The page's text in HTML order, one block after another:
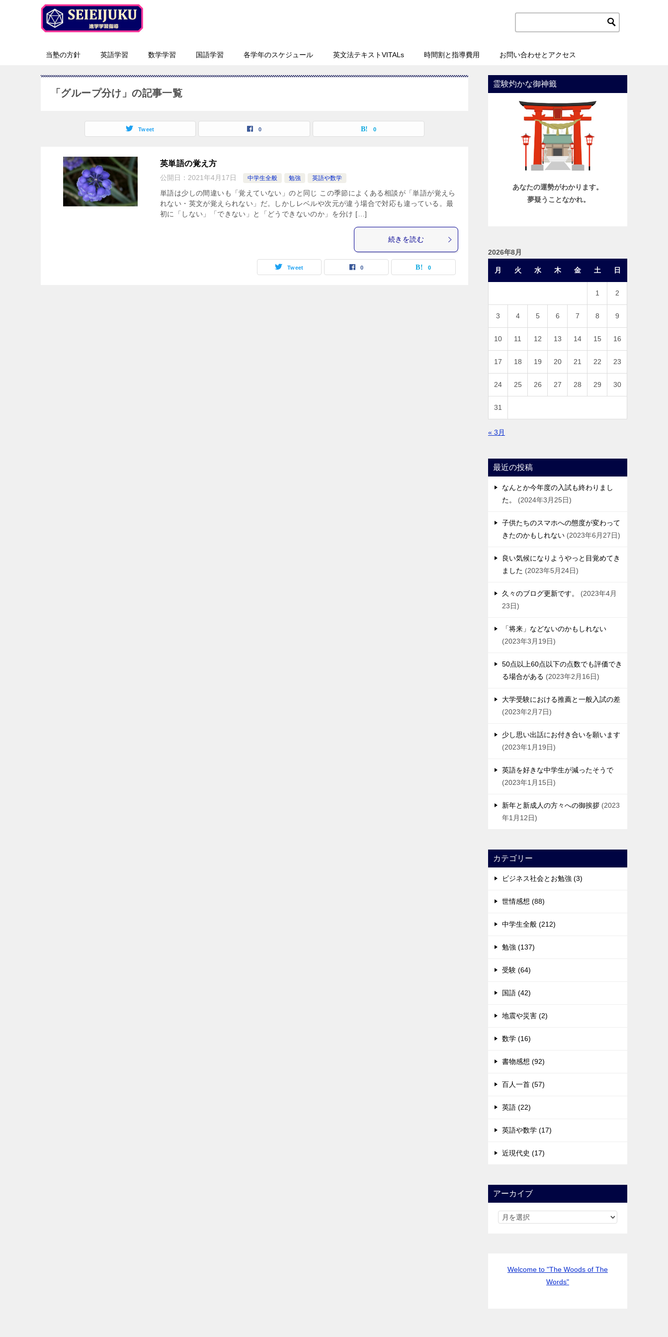
当塾の方針 英語学習 数学学習 国語学習 各学年のスケジュール 英文法テキストVITALs 時間割と指導費用 お問い合わせとアクセス
「グループ分け」の記事一覧
Tweet 0 0
英単語の覚え方
公開日： 2021年4月17日 中学生全般 勉強 英語や数学
単語は少しの間違いも「覚えていない」のと同じ この季節によくある相談が「単語が覚えら
れない・英文が覚えられない」だ。しかしレベルや次元が違う場合で対応も違っている。最
初に「しない」「できない」と「どうできないのか」を分け […]
続きを読む
Tweet 0 0
霊験灼かな御神籤
あなたの運勢がわかります。
夢疑うことなかれ。
2026年8月
月 火 水 木 金 土 日
1 2
3 4 5 6 7 8 9
10 11 12 13 14 15 16
17 18 19 20 21 22 23
24 25 26 27 28 29 30
31
« 3月
最近の投稿
なんとか今年度の入試も終わりまし
た。
2024年3月25日
子供たちのスマホへの態度が変わって
きたのかもしれない 2023年6月27日
良い気候になりようやっと目覚めてき
ました
2023年5月24日
久々のブログ更新です。
2023年4月
23日
「将来」などないのかもしれない
2023年3月19日
50点以上60点以下の点数でも評価でき
る場合がある
2023年2月16日
大学受験における推薦と一般入試の差
2023年2月7日
少し思い出話にお付き合いを願います
2023年1月19日
英語を好きな中学生が減ったそうで
2023年1月15日
新年と新成人の方々への御挨拶 2023
年1月12日
カテゴリー
ビジネス社会とお勉強 (3)
世情感想 (88)
中学生全般 (212)
勉強 (137)
受験 (64)
国語 (42)
地震や災害 (2)
数学 (16)
書物感想 (92)
百人一首 (57)
英語 (22)
英語や数学 (17)
近現代史 (17)
アーカイブ
Welcome to "The Woods of The
Words"